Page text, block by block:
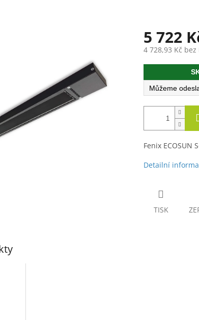
5 722
4 728,93 Kč bez
Měrná
Fenix ECOSUN
Detailní
TISK